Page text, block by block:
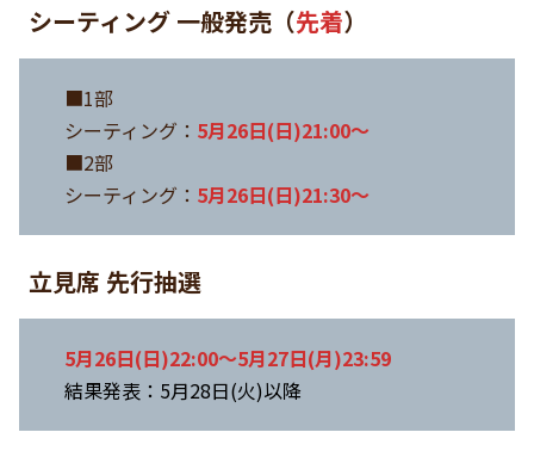
シーティング 一般発売（先着）
■1部
シーティング： 5月26日(日)21:00〜
■2部
シーティング： 5月26日(日)21:30〜
立見席 先行抽選
5月26日(日)22:00〜5月27日(月)23:59
結果発表：5月28日(火)以降